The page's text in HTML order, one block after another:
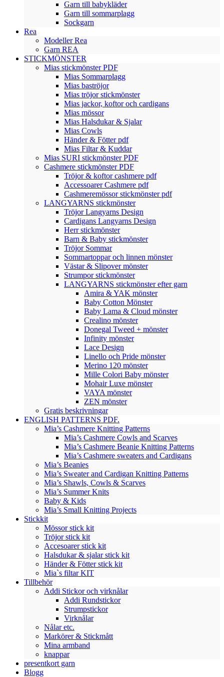
Garn till babykläder
Garn till sommarplagg
Sockgarn
Rea
Modeller Rea
Garn REA
STICKMÖNSTER
Mias stickmönster PDF
Mias Sommarplagg
Mias baströjor
Mias tröjor stickmönster
Mias jackor, koftor och cardigans
Mias mössor
Mias Halsdukar & Sjalar
Mias Cowls
Händer & Fötter pdf
Mias Filtar & Kuddar
Mias SURI stickmönster PDF
Cashmere stickmönster PDF
Tröjor & koftor cashmere pdf
Accessoarer Cashmere pdf
Cashmeremössor stickmönster pdf
LANGYARNS stickmönster
Tröjor Langyarns Design
Cardigans Langyarns Design
Herr stickmönster
Barn & Baby stickmönster
Tröjor Sommar
Sommartoppar och linnen mönster
Västar & Slipover mönster
Strumpor stickmönster
LANGYARNS stickmönster efter garn
Amira & YAK mönster
Baby Cotton Mönster
Baby Lama & Cloud mönster
Crealino mönster
Donegal Tweed + mönster
Infinity mönster
Lace Design
Linello och Pride mönster
Merino 120 mönster
Mille Colori Baby mönster
Mohair Luxe mönster
VAYA mönster
ZEN mönster
Gratis beskrivningar
ENGLISH PATTERNS PDF.
Mia’s Cashmere Knitting Patterns
Mia’s Cashmere Cowls and Scarves
Mia’s Cashmere Beanie Knitting Patterns
Mia’s Cashmere sweaters and Cardigans
Mia’s Beanies
Mia’s Sweater and Cardigan Knitting Patterns
Mia’s Shawls, Cowls & Scarves
Mia’s Summer Knits
Baby & Kids
Mia’s Small Knitting Projects
Stickkit
Mössor stick kit
Tröjor stick kit
Accesoarer stick kit
Halsdukar & sjalar stick kit
Händer & Fötter stick kit
Mia`s filtar KIT
Tillbehör
Addi Stickor och virknålar
Addi Rundstickor
Strumpstickor
Virknålar
Nålar etc.
Markörer & Stickmått
Mina armband
knappar
presentkort garn
Blogg